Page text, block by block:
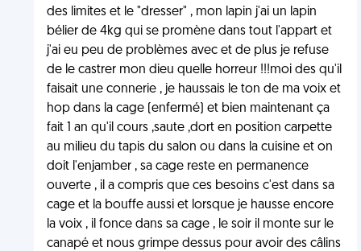
des limites et le "dresser" , mon lapin j'ai un lapin
bélier de 4kg qui se promène dans tout l'appart et
j'ai eu peu de problèmes avec et de plus je refuse
de le castrer mon dieu quelle horreur !!!moi des qu'il
faisait une connerie , je haussais le ton de ma voix et
hop dans la cage (enfermé) et bien maintenant ça
fait 1 an qu'il cours ,saute ,dort en position carpette
au milieu du tapis du salon ou dans la cuisine et on
doit l'enjamber , sa cage reste en permanence
ouverte , il a compris que ces besoins c'est dans sa
cage et la bouffe aussi et lorsque je hausse encore
la voix , il fonce dans sa cage , le soir il monte sur le
canapé et nous grimpe dessus pour avoir des câlins